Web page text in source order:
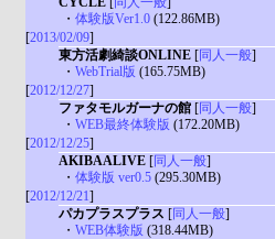
・ 体験版Ver1.0 (122.86MB)
[2013/02/09]
東方活劇綺談ONLINE [同人一般]
・ WebTrial版 (165.75MB)
[2012/12/27]
ファタモルガーナの館 [同人一般]
・ WEB最終体験版 (172.20MB)
[2012/12/25]
AKIBAALIVE [同人一般]
・ 体験版 ver0.5 (295.30MB)
[2012/12/21]
パカプラスプラス [同人一般]
・ WEB体験版 (318.44MB)